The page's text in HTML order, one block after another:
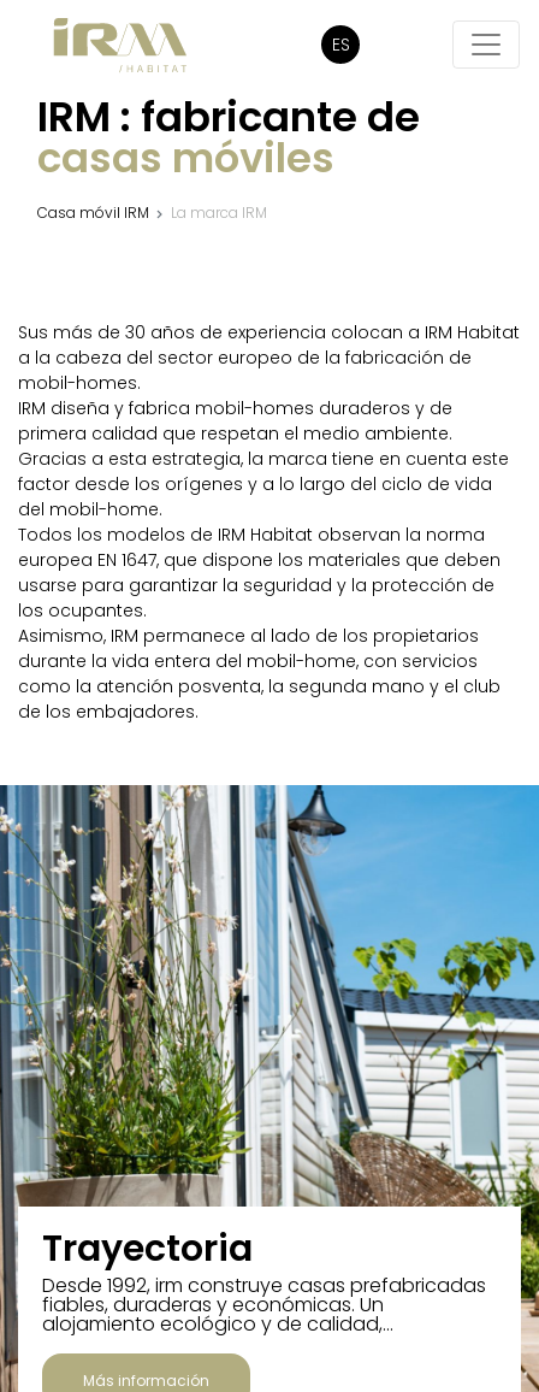
ES
IRM : fabricante de
casas móviles
Casa móvil IRM La marca IRM
Sus más de 30 años de experiencia colocan a IRM Habitat
a la cabeza del sector europeo de la fabricación de
mobil-homes.
IRM diseña y fabrica mobil-homes duraderos y de
primera calidad que respetan el medio ambiente.
Gracias a esta estrategia, la marca tiene en cuenta este
factor desde los orígenes y a lo largo del ciclo de vida
del mobil-home.
Todos los modelos de IRM Habitat observan la norma
europea EN 1647, que dispone los materiales que deben
usarse para garantizar la seguridad y la protección de
los ocupantes.
Asimismo, IRM permanece al lado de los propietarios
durante la vida entera del mobil-home, con servicios
como la atención posventa, la segunda mano y el club
de los embajadores.
Trayectoria
Desde 1992, irm construye casas prefabricadas
fiables, duraderas y económicas. Un
alojamiento ecológico y de calidad,…
Más información